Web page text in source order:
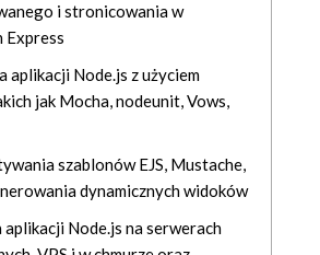
i stronicowania w
Express
aplikacji Node.js z użyciem
jak Mocha, nodeunit, Vows,
szablonów EJS, Mustache,
dynamicznych widoków
Node.js na serwerach